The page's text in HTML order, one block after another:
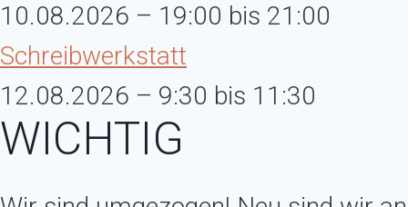
10.08.2026 – 19:00 bis 21:00
Schreibwerkstatt
12.08.2026 – 9:30 bis 11:30
WICHTIG